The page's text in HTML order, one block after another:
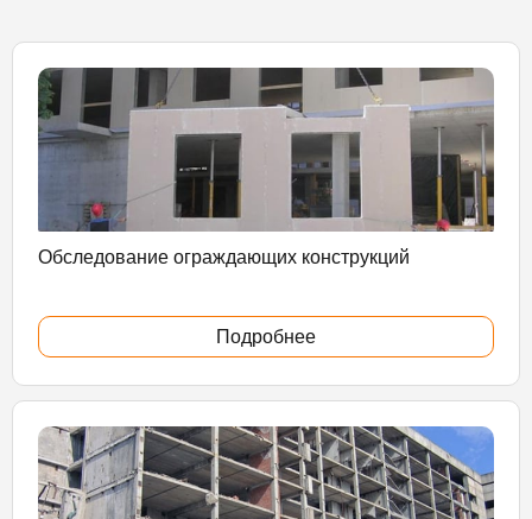
Обследование ограждающих конструкций
Подробнее